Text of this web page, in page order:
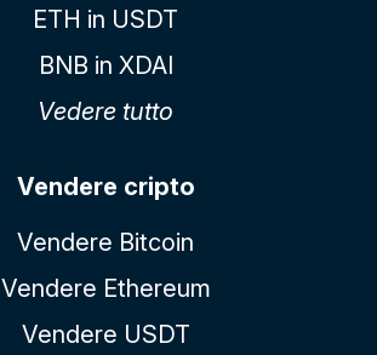
ETH in USDT
BNB in XDAI
Vedere tutto
Vendere cripto
Vendere Bitcoin
Vendere Ethereum
Vendere USDT